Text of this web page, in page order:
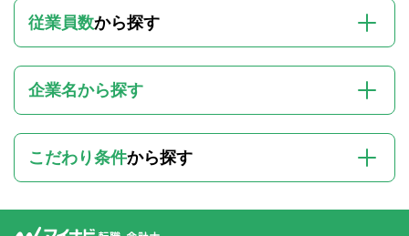
従業員数から探す
企業名から探す
こだわり条件から探す